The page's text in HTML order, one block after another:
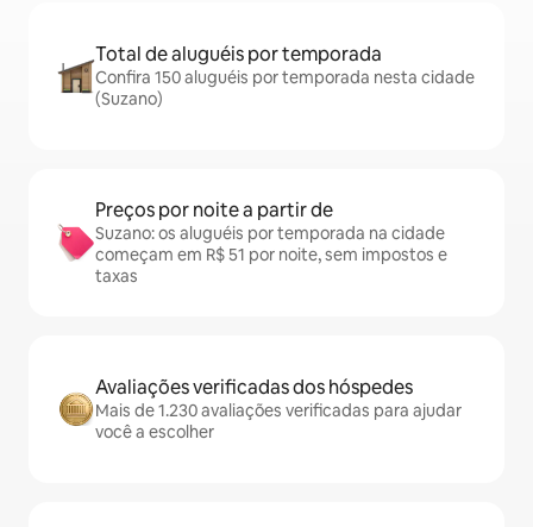
Total de aluguéis por temporada
Confira 150 aluguéis por temporada nesta cidade
(Suzano)
Preços por noite a partir de
Suzano: os aluguéis por temporada na cidade
começam em R$ 51 por noite, sem impostos e
taxas
Avaliações verificadas dos hóspedes
Mais de 1.230 avaliações verificadas para ajudar
você a escolher